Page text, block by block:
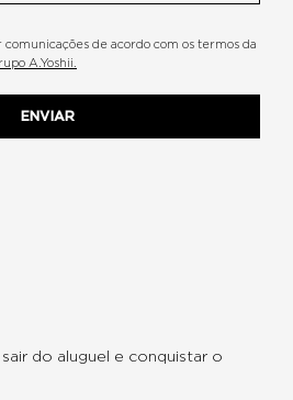
de acordo com os termos da
A.Yoshii.
do aluguel e conquistar o